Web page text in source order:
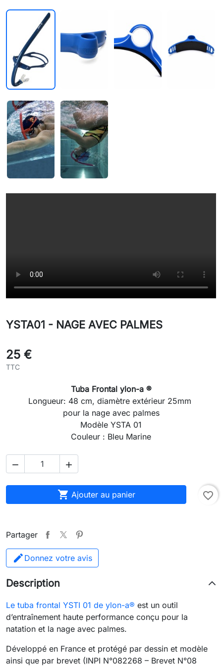
YSTA01 - NAGE AVEC PALMES
25 €
TTC
Tuba Frontal ylon-a ®
Longueur: 48 cm, diamètre extérieur 25mm
pour la nage avec palmes
Modèle YSTA 01
Couleur : Bleu Marine
 
 Ajouter au panier favorite_border
Partager
Donnez votre avis
Description
Le tuba frontal YSTI 01 de ylon-a® est un outil
d’entraînement haute performance conçu pour la
natation et la nage avec palmes.
Développé en France et protégé par dessin et modèle
ainsi que par brevet (INPI N°082268 – Brevet N°08